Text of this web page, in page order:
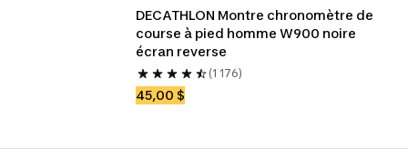
DECATHLON Montre chronomètre de
course à pied homme W900 noire
écran reverse
(1 176)
45,00 $